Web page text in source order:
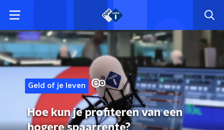
Geld of je leven
Hoe kun je profiteren van een
hogere spaarrente?